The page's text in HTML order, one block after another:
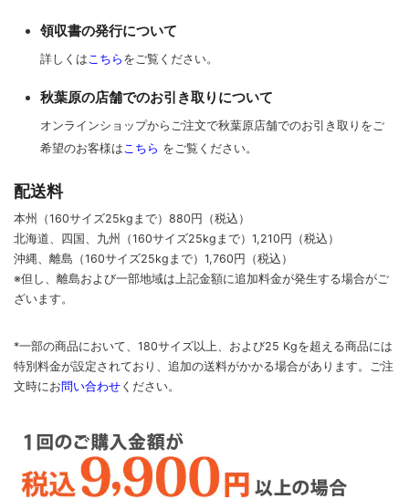
領収書の発行について
詳しくは こちら をご覧ください。
秋葉原の店舗でのお引き取りについて
オンラインショップからご注文で秋葉原店舗でのお引き取りをご
希望のお客様は こちら をご覧ください。
配送料
本州（160サイズ25kgまで）880円（税込）
北海道、四国、九州 （160サイズ25kgまで） 1,210円（税込）
沖縄、離島 （160サイズ25kgまで） 1,760円（税込）
※但し、離島および一部地域は上記金額に追加料金が発生する場合がご
ざいます。
*一部の商品において、180サイズ以上、および25 Kgを超える商品には
特別料金が設定されており、追加の送料がかかる場合があります。
ご注
文時に お問い合わせ ください。